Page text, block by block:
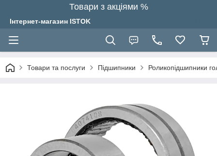
Товари з акціями %
Інтернет-магазин ISTOK
Товари та послуги Підшипники Роликопідшипники